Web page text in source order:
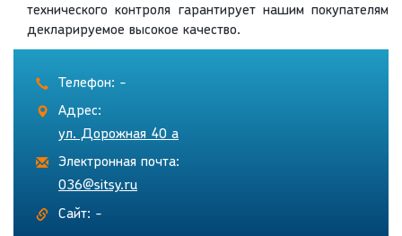
технического контроля гарантирует нашим покупателям
декларируемое высокое качество.
Телефон: -
Адрес:
ул. Дорожная 40 а
Электронная почта:
036@sitsy.ru
Сайт: -